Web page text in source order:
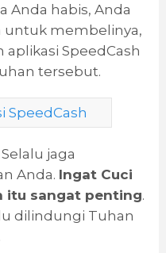
Anda habis, Anda
untuk membelinya,
SpeedCash
tersebut.
Selalu jaga
Anda. Ingat Cuci
itu sangat penting.
dilindungi Tuhan